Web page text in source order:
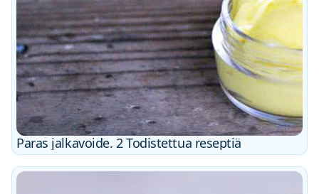
Paras jalkavoide. 2 Todistettua reseptiä